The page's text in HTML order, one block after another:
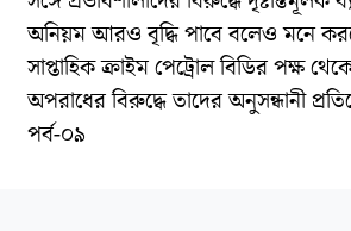
অনিয়ম আরও বৃদ্ধি পাবে বলেও মনে
সাপ্তাহিক ক্রাইম পেট্রোল বিডির পক্ষ
অপরাধের বিরুদ্ধে তাদের অনুসন্ধানী
পর্ব-০৯